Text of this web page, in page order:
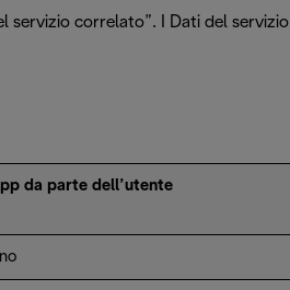
servizio correlato”. I Dati del servizio
da parte dell’utente